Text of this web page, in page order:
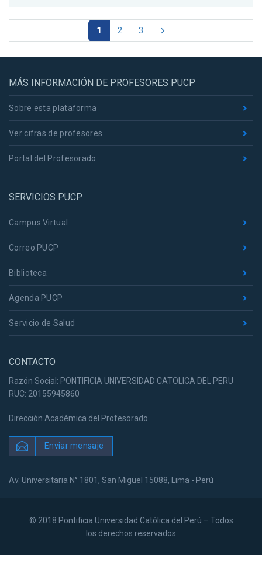
1 2 3
MÁS INFORMACIÓN DE PROFESORES PUCP
Sobre esta plataforma
Ver cifras de profesores
Portal del Profesorado
SERVICIOS PUCP
Campus Virtual
Correo PUCP
Biblioteca
Agenda PUCP
Servicio de Salud
CONTACTO
Razón Social: PONTIFICIA UNIVERSIDAD CATOLICA DEL PERU
RUC: 20155945860
Dirección Académica del Profesorado
Enviar mensaje
Av. Universitaria N° 1801, San Miguel 15088, Lima - Perú
© 2018 Pontificia Universidad Católica del Perú – Todos
los derechos reservados